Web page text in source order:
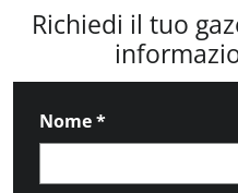
Richiedi il tuo
Nome*